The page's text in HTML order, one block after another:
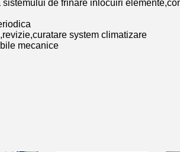
sistemului de frinare inlocuiri
system climatizare
mecanice